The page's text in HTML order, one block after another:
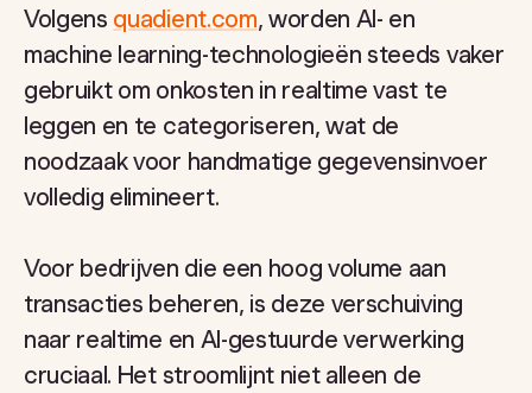
Volgens quadient.com, worden AI- en
machine learning-technologieën steeds vaker
gebruikt om onkosten in realtime vast te
leggen en te categoriseren, wat de
noodzaak voor handmatige gegevensinvoer
volledig elimineert.
Voor bedrijven die een hoog volume aan
transacties beheren, is deze verschuiving
naar realtime en AI-gestuurde verwerking
cruciaal. Het stroomlijnt niet alleen de